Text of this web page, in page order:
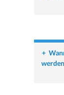
+